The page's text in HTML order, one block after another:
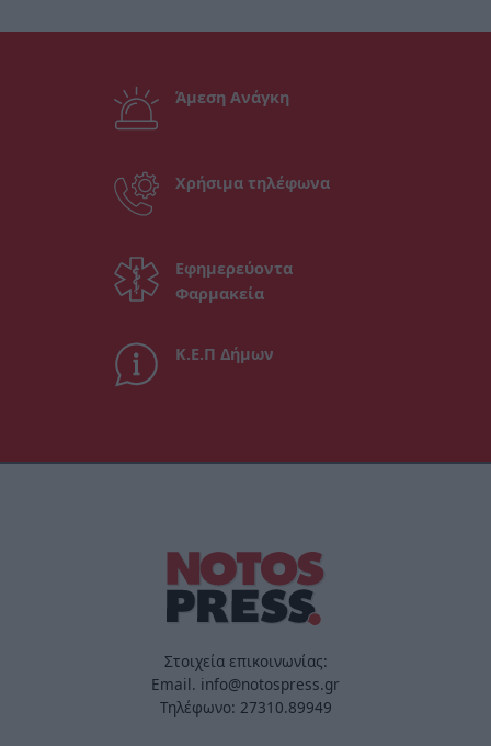
Άμεση Ανάγκη
Χρήσιμα τηλέφωνα
Εφημερεύοντα
Φαρμακεία
Κ.Ε.Π Δήμων
Στοιχεία επικοινωνίας:
Email. info@notospress.gr
Τηλέφωνο: 27310.89949